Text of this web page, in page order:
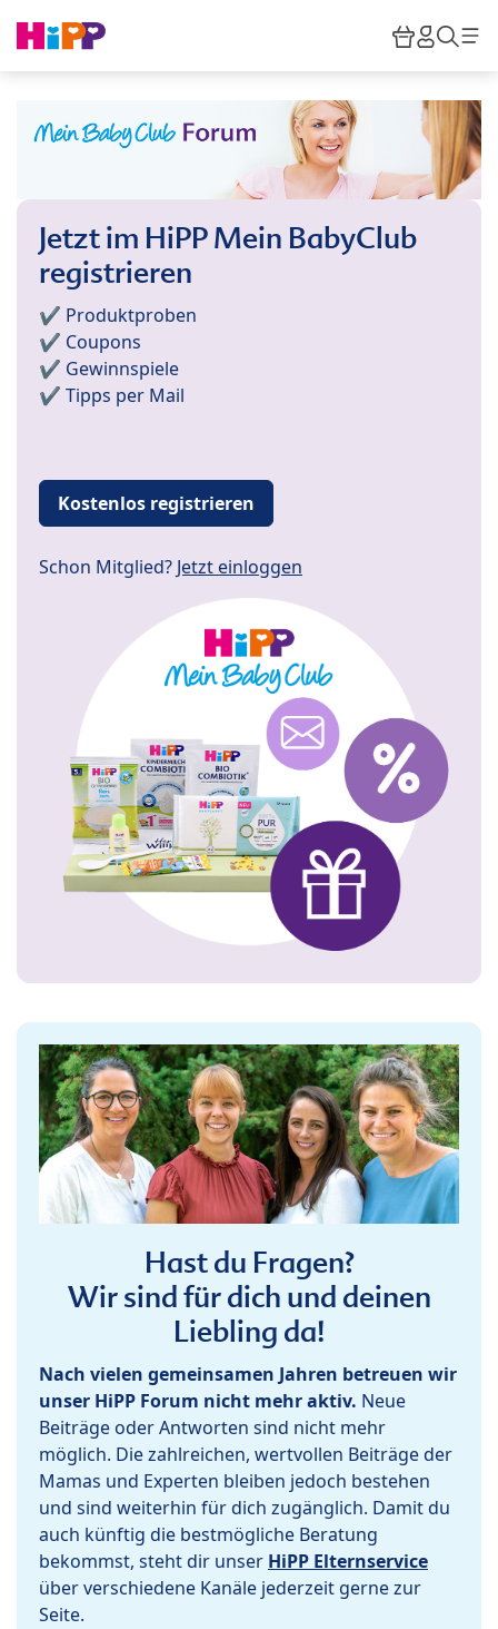
HiPP
Jetzt im HiPP Mein BabyClub
registrieren
✔️ Produktproben
✔️ Coupons
✔️ Gewinnspiele
✔️ Tipps per Mail
Kostenlos registrieren
Schon Mitglied? Jetzt einloggen
Hast du Fragen?
Wir sind für dich und deinen
Liebling da!
Nach vielen gemeinsamen Jahren betreuen wir
unser HiPP Forum nicht mehr aktiv. Neue
Beiträge oder Antworten sind nicht mehr
möglich. Die zahlreichen, wertvollen Beiträge der
Mamas und Experten bleiben jedoch bestehen
und sind weiterhin für dich zugänglich. Damit du
auch künftig die bestmögliche Beratung
bekommst, steht dir unser HiPP Elternservice
über verschiedene Kanäle jederzeit gerne zur
Seite.